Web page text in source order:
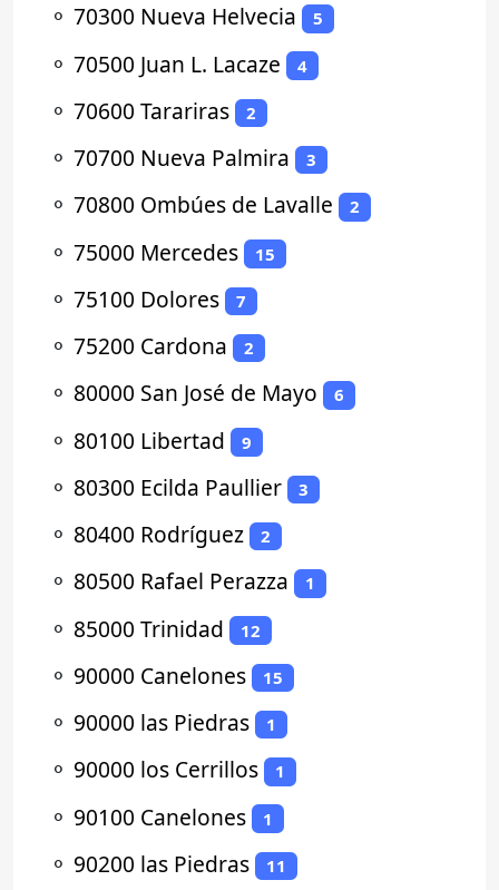
⚬ 70300 Nueva Helvecia 5
⚬ 70500 Juan L. Lacaze 4
⚬ 70600 Tarariras 2
⚬ 70700 Nueva Palmira 3
⚬ 70800 Ombúes de Lavalle 2
⚬ 75000 Mercedes 15
⚬ 75100 Dolores 7
⚬ 75200 Cardona 2
⚬ 80000 San José de Mayo 6
⚬ 80100 Libertad 9
⚬ 80300 Ecilda Paullier 3
⚬ 80400 Rodríguez 2
⚬ 80500 Rafael Perazza 1
⚬ 85000 Trinidad 12
⚬ 90000 Canelones 15
⚬ 90000 las Piedras 1
⚬ 90000 los Cerrillos 1
⚬ 90100 Canelones 1
⚬ 90200 las Piedras 11